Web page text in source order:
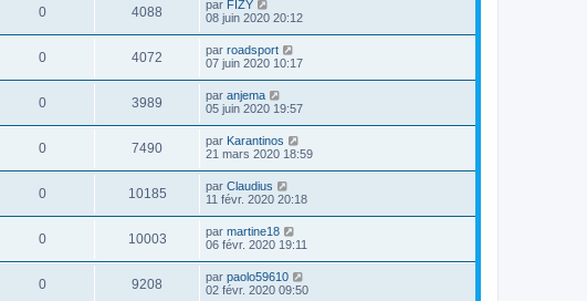
0 4088 par FIZY
08 juin 2020 20:12
0 4072 par roadsport
07 juin 2020 10:17
0 3989 par anjema
05 juin 2020 19:57
0 7490 par Karantinos
21 mars 2020 18:59
0 10185 par Claudius
11 févr. 2020 20:18
0 10003 par martine18
06 févr. 2020 19:11
0 9208 par paolo59610
02 févr. 2020 09:50